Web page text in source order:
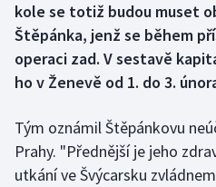
Curling
Dostihy
Florbal
Futsal
kole se totiž budou muset
Štěpánka, jenž se během
operaci zad. V sestavě
ho v Ženevě od 1. do 3.
Tým oznámil Štěpánkovu
Prahy. "Přednější je jeho
utkání ve Švýcarsku